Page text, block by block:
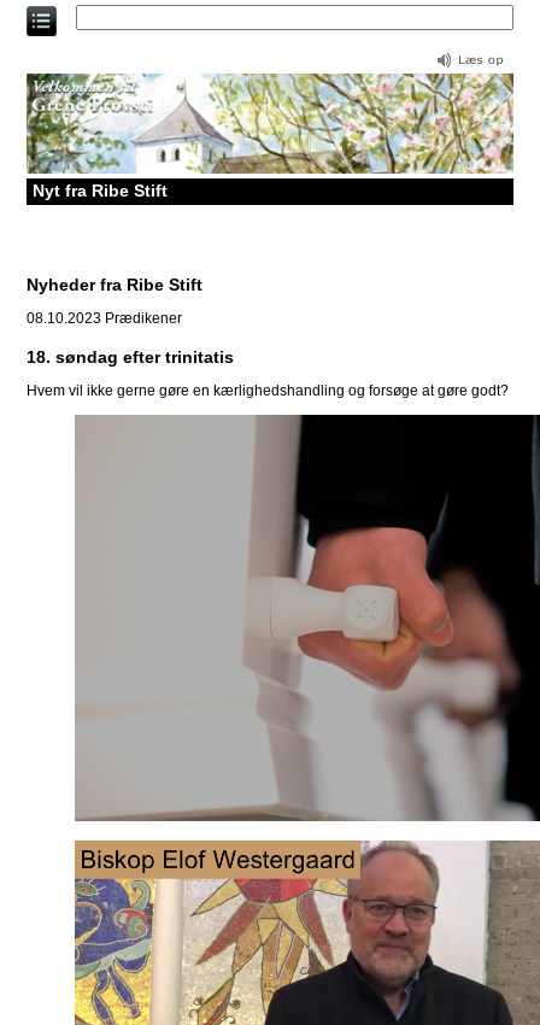
Direkte
til
Nyt fra Ribe Stift
Nyheder fra Ribe Stift
08.10.2023 Prædikener
18. søndag efter trinitatis
Hvem vil ikke gerne gøre en kærlighedshandling og forsøge at gøre godt?